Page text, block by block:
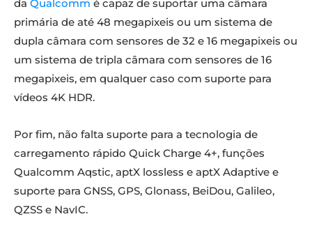
da Qualcomm é capaz de suportar uma câmara
primária de até 48 megapixeis ou um sistema de
dupla câmara com sensores de 32 e 16 megapixeis ou
um sistema de tripla câmara com sensores de 16
megapixeis, em qualquer caso com suporte para
vídeos 4K HDR.
Por fim, não falta suporte para a tecnologia de
carregamento rápido Quick Charge 4+, funções
Qualcomm Aqstic, aptX lossless e aptX Adaptive e
suporte para GNSS, GPS, Glonass, BeiDou, Galileo,
QZSS e NavIC.